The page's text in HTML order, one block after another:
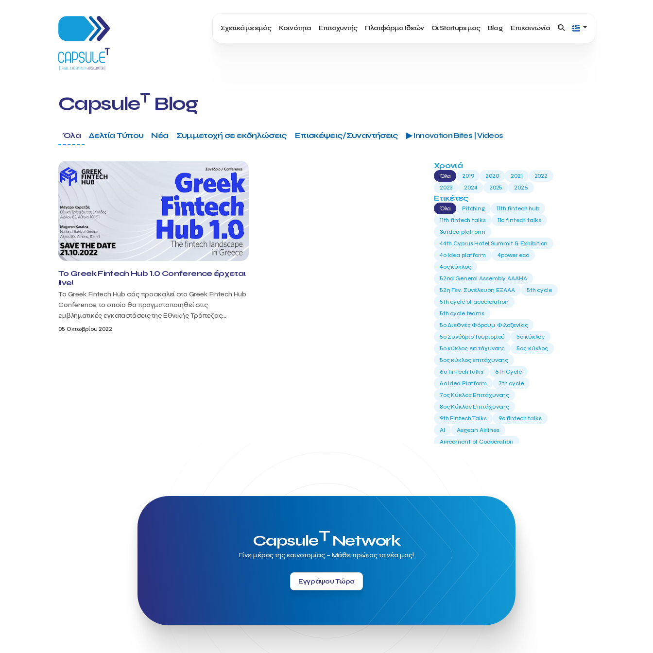
Σχετικά με εμάς Κοινότητα Επιταχυντής Πλατφόρμα Ιδεών Οι Startups μας Blog Επικοινωνία
CapsuleT Blog
Όλα Δελτία Τύπου Νέα Συμμετοχή σε εκδηλώσεις Επισκέψεις/Συναντήσεις ▶ Innovation Bites | Videos
Το Greek Fintech Hub 1.0 Conference έρχεται
live!
Το Greek Fintech Hub σάς προσκαλεί στο Greek Fintech Hub
Conference, το οποίο θα πραγματοποιηθεί στις
εμβληματικές εγκαταστάσεις της Εθνικής Τράπεζας...
05 Οκτωβρίου 2022
Χρονιά
Όλα 2019 2020 2021
2022
2023
2024 2025 2026
Ετικέτες
Όλα Pitching
11th fintech hub
11th fintech talks
11ο fintech talks
3o idea platform
44th Cyprus Hotel Summit & Exhibition
4o idea platform
4power eco
4ος κύκλος
52nd General Assembly AAAHA
52η Γεν. Συνέλευση ΕΞΑΑΑ
5th cycle
5th cycle of acceleration
5th cycle teams
5ο Διεθνές Φόρουμ Φιλοξενίας
5ο Συνέδριο Τουρισμού
5ο κύκλος
5ο κύκλος επιτάχυνσης
5ος κύκλος
5ος κύκλος επιτάχυνσης
6o fintech talks
6th Cycle
6ο Idea Platform
7th cycle
7ος Κύκλος Επιτάχυνσης
8ος Κύκλος Επιτάχυνσης
9th Fintech Talks
9ο fintech talks
AI
Aegean Airlines
Agreement of Cooperation
Amirandes Grecotel Boutique Resort
Angela Gerekou
Applications
Archimedes Center
Artificial Intelligence
Athens News Agency
Athens University of Economics & Business
Best accelerator
Best incubator
Bizrupt
Booths 34-35
Borrn
Boutique Hotel
Cactus Royal Spa & Resort Hotel.
Campsaround
Canaves Oia Suites
CapsuleTNetwork
Γίνε μέρος της καινοτομίας – Μάθε πρώτος τα νέα μας!
Εγγράψου Τώρα